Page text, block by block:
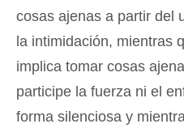
cosas ajenas a partir del
la intimidación, mientras
implica tomar cosas
participe la fuerza ni el
forma silenciosa y